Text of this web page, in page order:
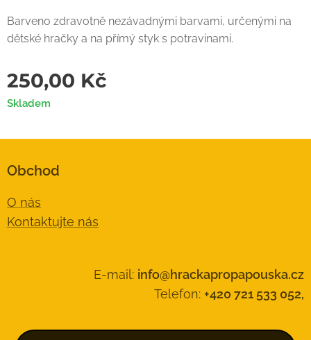
Barveno zdravotně nezávadnými barvami, určenými na
dětské hračky a na přímý styk s potravinami.
250,00 Kč
Skladem
Obchod
O nás
Kontaktujte nás
E-mail: info@hrackapropapouska.cz
Telefon: +420 721 533 052,